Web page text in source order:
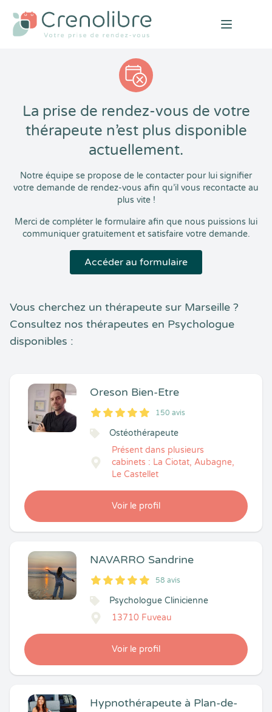
Open
La prise de rendez-vous de votre
thérapeute n’est plus disponible
actuellement.
Notre équipe se propose de le contacter pour lui signifier
votre demande de rendez-vous afin qu’il vous recontacte au
plus vite !
Merci de compléter le formulaire afin que nous puissions lui
communiquer gratuitement et satisfaire votre demande.
Accéder au formulaire
Vous cherchez un thérapeute sur Marseille ?
Consultez nos thérapeutes en Psychologue
disponibles :
Oreson Bien-Etre
5
1
5
150 150 avis
Ostéothérapeute
Présent dans plusieurs
cabinets : La Ciotat, Aubagne,
Le Castellet
Voir le profil
NAVARRO Sandrine
5
1
5
58 58 avis
Psychologue Clinicienne
13710 Fuveau
Voir le profil
Hypnothérapeute à Plan-de-